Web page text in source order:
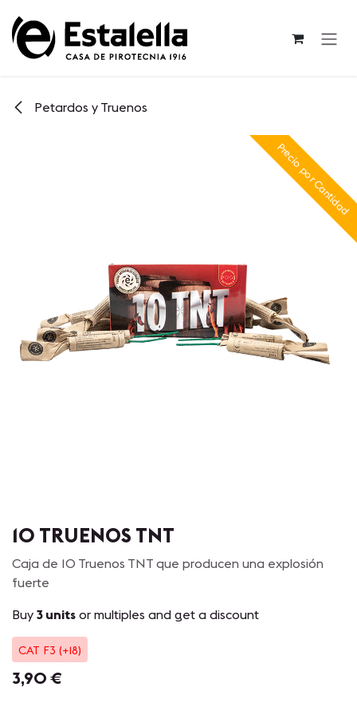
Petardos y Truenos
Precio por Cantidad
10 TRUENOS TNT
Caja de 10 Truenos TNT que producen una explosión
fuerte
Buy 3 units or multiples and get a discount
CAT F3 (+18)
3,90 €